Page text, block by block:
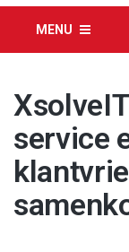
MENU
service